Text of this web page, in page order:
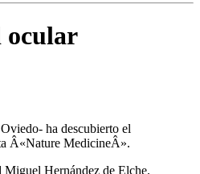
ocular
ha descubierto el
Â«Nature MedicineÂ».
Miguel Hernández de Elche.